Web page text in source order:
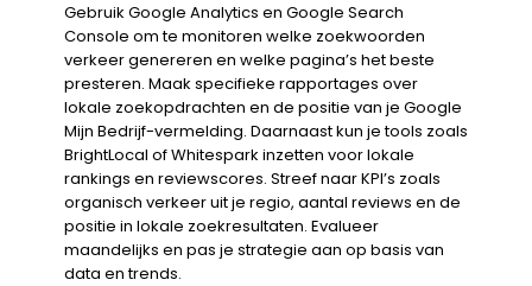
Gebruik Google Analytics en Google Search
Console om te monitoren welke zoekwoorden
verkeer genereren en welke pagina’s het beste
presteren. Maak specifieke rapportages over
lokale zoekopdrachten en de positie van je Google
Mijn Bedrijf-vermelding. Daarnaast kun je tools zoals
BrightLocal of Whitespark inzetten voor lokale
rankings en reviewscores. Streef naar KPI’s zoals
organisch verkeer uit je regio, aantal reviews en de
positie in lokale zoekresultaten. Evalueer
maandelijks en pas je strategie aan op basis van
data en trends.